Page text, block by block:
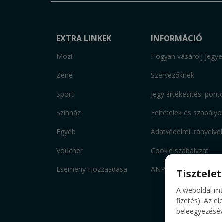
EXTRA LINKEK
Mozi
Zene
Sport
Színház
Egyéb
Voucher
Esemény Hozzáadása
INFORMÁCIÓ
Hogyan vásárolj
Szervezőknek
Jegy értékesítési
Feltételek és
Adatvédelmi
Cookie szabályzat
ANPC
A weboldal
fizetés). Az